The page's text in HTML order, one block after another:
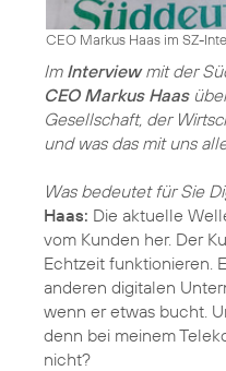
CEO Markus Haas im SZ-
Im Interviewmit der
CEO Markus Haas
Gesellschaft, der
und was das mit uns
Was bedeutet für Sie
Haas: Die aktuelle
vom Kunden her. Der
Echtzeit funktionieren.
anderen digitalen
wenn er etwas bucht.
denn bei meinem
nicht?